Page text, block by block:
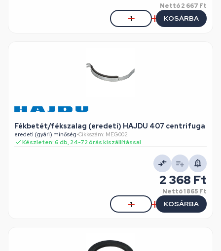
Nettó2 667 Ft
KOSÁRBA
Fékbetét/fékszalag (eredeti) HAJDU 407 centrifuga
eredeti (gyári) minőség•Cikkszám: MEG002
Készleten: 6 db, 24-72 órás kiszállítással
2 368 Ft
Nettó1 865 Ft
KOSÁRBA